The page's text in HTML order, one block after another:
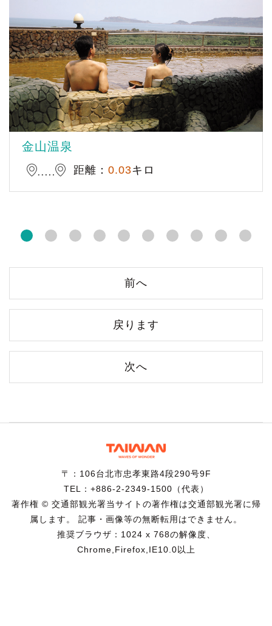
金山温泉
距離： 0.03キロ
前へ
戻ります
次へ
〒：106台北市忠孝東路4段290号9F
TEL：+886-2-2349-1500（代表）
著作権 © 交通部観光署当サイトの著作権は交通部観光署に帰
属します。 記事・画像等の無断転用はできません。
推奨ブラウザ：1024 x 768の解像度、
Chrome,Firefox,IE10.0以上